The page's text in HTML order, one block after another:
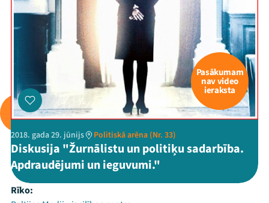
Pasākumam
nav video
ieraksta
2018. gada 29. jūnijs Politiskā arēna (Nr. 33)
Diskusija "Žurnālistu un politiķu sadarbība.
Apdraudējumi un ieguvumi."
Rīko: